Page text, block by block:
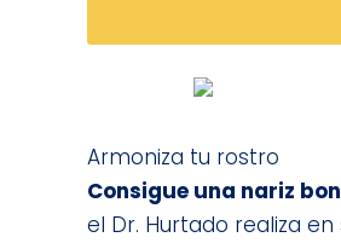
Armoniza tu rostro
Consigue una nariz
el Dr. Hurtado realiza